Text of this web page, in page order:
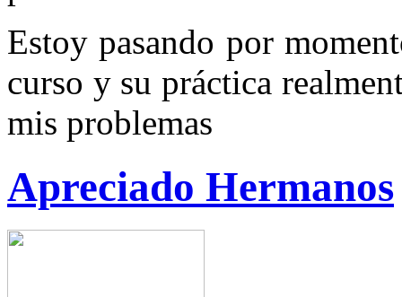
Estoy pasando por
curso y su práctica
mis problemas
Apreciado Hermanos